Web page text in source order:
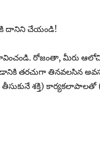
దానిని చేయండి!
రోజంతా, మీరు
తరచుగా తినవలసిన
శక్తి) కార్యకలాపాలతో